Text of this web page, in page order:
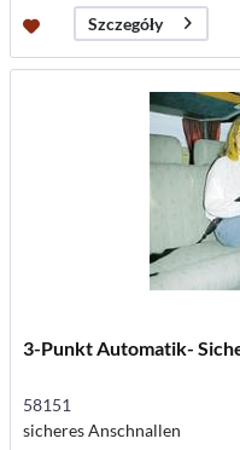
Szczegóły
3-Punkt Automatik-
58151
sicheres Anschnallen